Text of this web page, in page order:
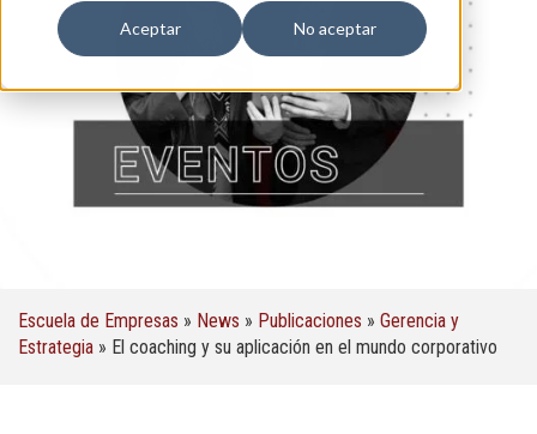
Aceptar
No aceptar
Escuela de Empresas » News » Publicaciones » Gerencia y
Estrategia » El coaching y su aplicación en el mundo corporativo